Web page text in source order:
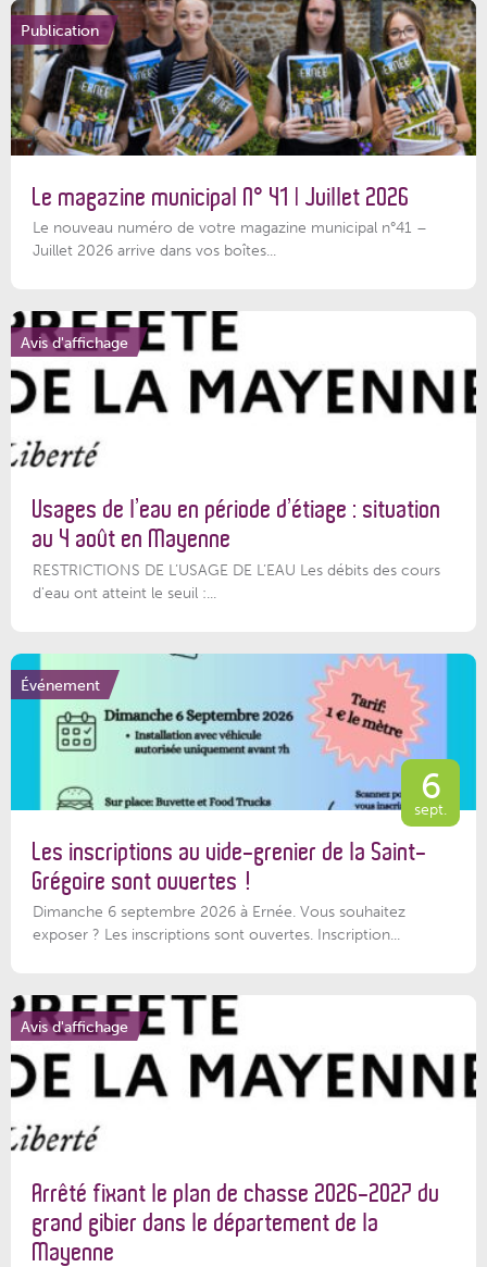
Publication
Le magazine municipal N° 41 | Juillet 2026
Le nouveau numéro de votre magazine municipal n°41 –
Juillet 2026 arrive dans vos boîtes...
Avis d'affichage
Usages de l’eau en période d’étiage : situation
au 4 août en Mayenne
RESTRICTIONS DE L’USAGE DE L’EAU Les débits des cours
d'eau ont atteint le seuil :...
Événement
6
sept.
Les inscriptions au vide-grenier de la Saint-
Grégoire sont ouvertes !
Dimanche 6 septembre 2026 à Ernée. Vous souhaitez
exposer ? Les inscriptions sont ouvertes. Inscription...
Avis d'affichage
Arrêté fixant le plan de chasse 2026-2027 du
grand gibier dans le département de la
Mayenne